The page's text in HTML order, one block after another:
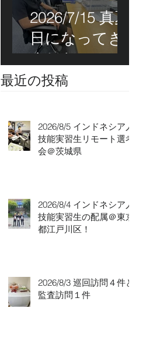
2026/7/15 真夏
日になってき
ました！ＣＴ
Ｓの監理日報w
最近の投稿
2026/8/5 インドネシア人
技能実習生リモート選考
会＠茨城県
2026/8/4 インドネシア人
技能実習生の配属＠東京
都江戸川区！
2026/8/3 巡回訪問４件と
監査訪問１件